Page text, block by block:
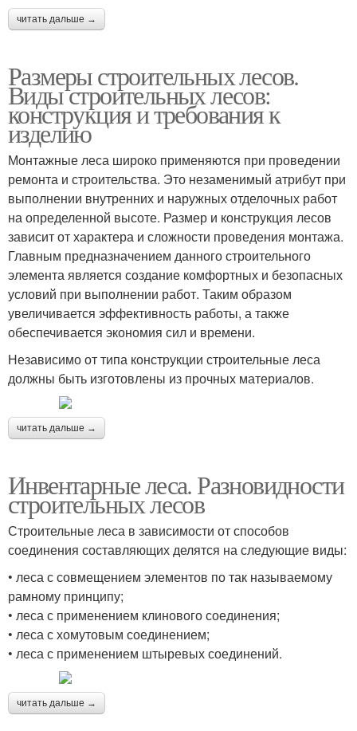
читать дальше →
Размеры строительных лесов.
Виды строительных лесов:
конструкция и требования к
изделию
Монтажные леса широко применяются при проведении
ремонта и строительства. Это незаменимый атрибут при
выполнении внутренних и наружных отделочных работ
на определенной высоте. Размер и конструкция лесов
зависит от характера и сложности проведения монтажа.
Главным предназначением данного строительного
элемента является создание комфортных и безопасных
условий при выполнении работ. Таким образом
увеличивается эффективность работы, а также
обеспечивается экономия сил и времени.
Независимо от типа конструкции строительные леса
должны быть изготовлены из прочных материалов.
читать дальше →
Инвентарные леса. Разновидности
строительных лесов
Строительные леса в зависимости от способов
соединения составляющих делятся на следующие виды:
• леса с совмещением элементов по так называемому
рамному принципу;
• леса с применением клинового соединения;
• леса с хомутовым соединением;
• леса с применением штыревых соединений.
читать дальше →